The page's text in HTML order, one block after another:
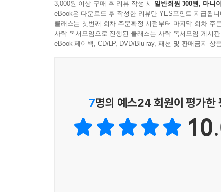
생존하기 위해 학습하는 아이들의 공부 욕구,
꺾지 않는 게 부모의 일
진정한 학습은 책상 앞에 앉아 문제를 읽고, 정
달라진다. 영아기의 공부는 부모의 행동, 말을
3,000원 이상 구매 후 리뷰 작성 시 일반회원 300원, 마니
eBook은 다운로드 후 작성한 리뷰만 YES포인트 지급됩니
클래스는 첫번째 회차 주문확정 시점부터 마지막 회차 주
사락 독서모임으로 진행된 클래스는 사락 독서모임 게시
eBook 페이백, CD/LP, DVD/Blu-ray, 패션 및 판매금지 상
7명의 예스24 회원이 평가한